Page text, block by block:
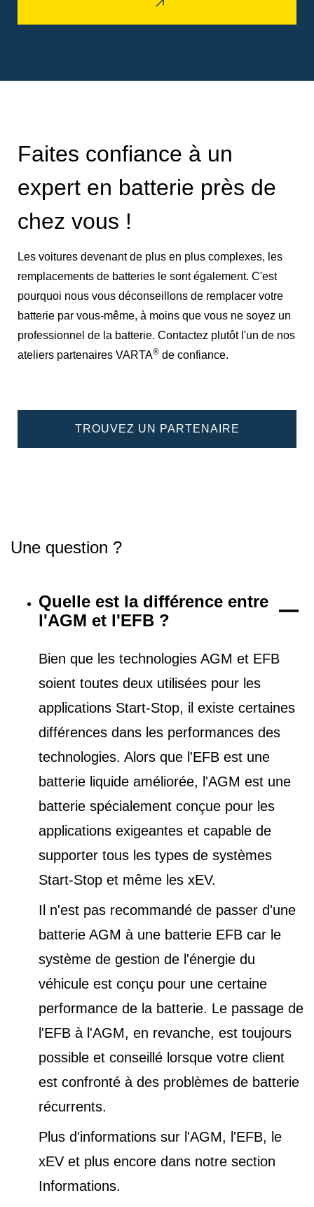
Faites confiance à un
expert en batterie près de
chez vous !
Les voitures devenant de plus en plus complexes, les
remplacements de batteries le sont également. C'est
pourquoi nous vous déconseillons de remplacer votre
batterie par vous-même, à moins que vous ne soyez un
professionnel de la batterie. Contactez plutôt l'un de nos
ateliers partenaires VARTA® de confiance.
TROUVEZ UN PARTENAIRE
Une question ?
Quelle est la différence entre
l'AGM et l'EFB ?
Bien que les technologies AGM et EFB
soient toutes deux utilisées pour les
applications Start-Stop, il existe certaines
différences dans les performances des
technologies. Alors que l'EFB est une
batterie liquide améliorée, l'AGM est une
batterie spécialement conçue pour les
applications exigeantes et capable de
supporter tous les types de systèmes
Start-Stop et même les xEV.
Il n'est pas recommandé de passer d'une
batterie AGM à une batterie EFB car le
système de gestion de l'énergie du
véhicule est conçu pour une certaine
performance de la batterie. Le passage de
l'EFB à l'AGM, en revanche, est toujours
possible et conseillé lorsque votre client
est confronté à des problèmes de batterie
récurrents.
Plus d'informations sur l'AGM, l'EFB, le
xEV et plus encore dans notre section
Informations.